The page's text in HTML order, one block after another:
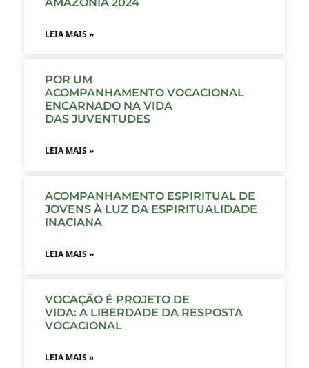
LEIA MAIS »
POR UM
ACOMPANHAMENTO VOCACIONAL
ENCARNADO NA VIDA
DAS JUVENTUDES
LEIA MAIS »
ACOMPANHAMENTO ESPIRITUAL DE
JOVENS À LUZ DA ESPIRITUALIDADE
INACIANA
LEIA MAIS »
VOCAÇÃO É PROJETO DE
VIDA: A LIBERDADE DA RESPOSTA
VOCACIONAL
LEIA MAIS »